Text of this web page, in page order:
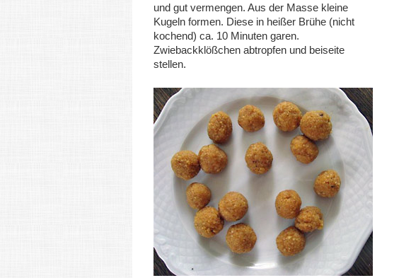
und gut vermengen. Aus der Masse kleine
Kugeln formen. Diese in heißer Brühe (nicht
kochend) ca. 10 Minuten garen.
Zwiebackklößchen abtropfen und beiseite
stellen.